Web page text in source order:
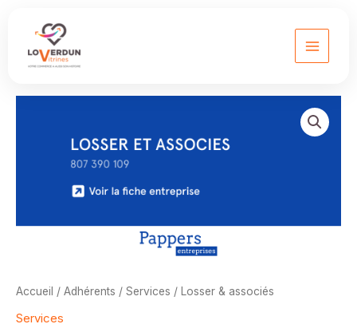
contenu
Accueil / Adhérents / Services / Losser & associés
Services